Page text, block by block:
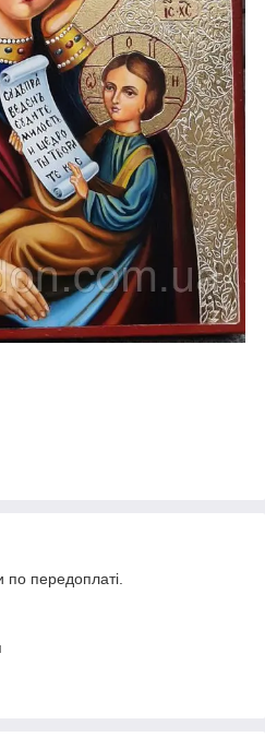
по передоплаті.